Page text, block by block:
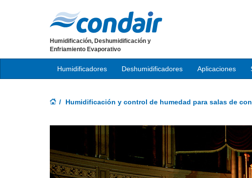
Humidificación, Deshumidificación y
Enfriamiento Evaporativo
Humidificadores Deshumidificadores Aplicaciones
Humidificación y control de humedad para salas de